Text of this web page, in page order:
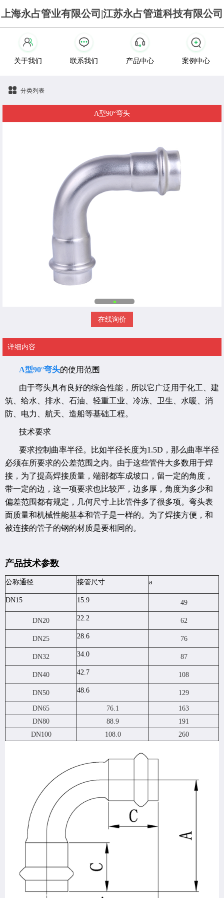
上海永占管业有限公司|江苏永占管道科技有限公司
关于我们 联系我们 产品中心 案例中心
分类列表
A型90°弯头
在线询价
详细内容
A型90°弯头的使用范围
由于弯头具有良好的综合性能，所以它广泛用于化工、建
筑、给水、排水、石油、轻重工业、冷冻、卫生、水暖、消
防、电力、航天、造船等基础工程。
技术要求
要求控制曲率半径。比如半径长度为1.5D，那么曲率半径
必须在所要求的公差范围之内。由于这些管件大多数用于焊
接，为了提高焊接质量，端部都车成坡口，留一定的角度，
带一定的边，这一项要求也比较严，边多厚，角度为多少和
偏差范围都有规定，几何尺寸上比管件多了很多项。弯头表
面质量和机械性能基本和管子是一样的。为了焊接方便，和
被连接的管子的钢的材质是要相同的。
产品技术参数
公称通径 接管尺寸 a
DN15 15.9 49
DN20 22.2 62
DN25 28.6 76
DN32 34.0 87
DN40 42.7 108
DN50 48.6 129
DN65 76.1
163
DN80
88.9
191
DN100
108.0 260